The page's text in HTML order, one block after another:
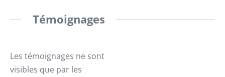
Témoignages
Les témoignages ne sont
visibles que par les